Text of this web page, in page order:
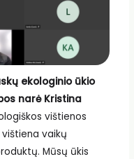
ekologinio ūkio
narė Kristina
vištienos
vištiena vaikų
Mūsų ūkis